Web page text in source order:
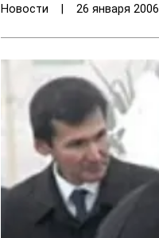
Новости 26 января 2006